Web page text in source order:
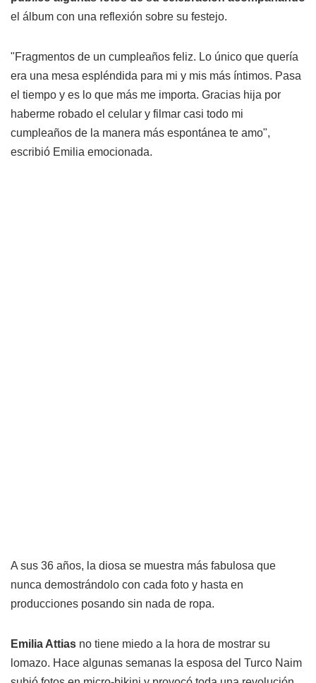
el álbum con una reflexión sobre su festejo.
"Fragmentos de un cumpleaños feliz. Lo único que quería
era una mesa espléndida para mi y mis más íntimos. Pasa
el tiempo y es lo que más me importa. Gracias hija por
haberme robado el celular y filmar casi todo mi
cumpleaños de la manera más espontánea te amo",
escribió Emilia emocionada.
A sus 36 años, la diosa se muestra más fabulosa que
nunca demostrándolo con cada foto y hasta en
producciones posando sin nada de ropa.
Emilia Attias no tiene miedo a la hora de mostrar su
lomazo. Hace algunas semanas la esposa del Turco Naim